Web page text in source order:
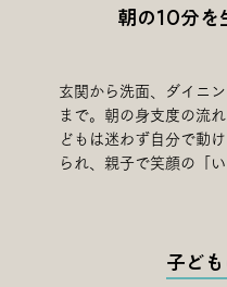
朝の10分を
玄関から洗面、ダイニ
まで。朝の身支度の流
どもは迷わず自分で動
られ、親子で笑顔の「
子ど